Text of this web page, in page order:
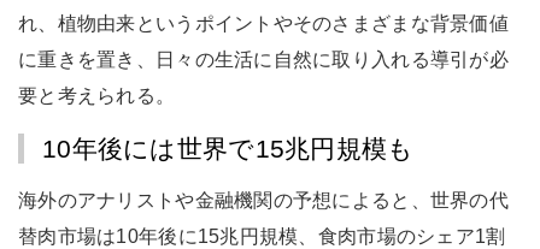
れ、植物由来というポイントやそのさまざまな背景価値
に重きを置き、日々の生活に自然に取り入れる導引が必
要と考えられる。
10年後には世界で15兆円規模も
海外のアナリストや金融機関の予想によると、世界の代
替肉市場は10年後に15兆円規模、食肉市場のシェア1割